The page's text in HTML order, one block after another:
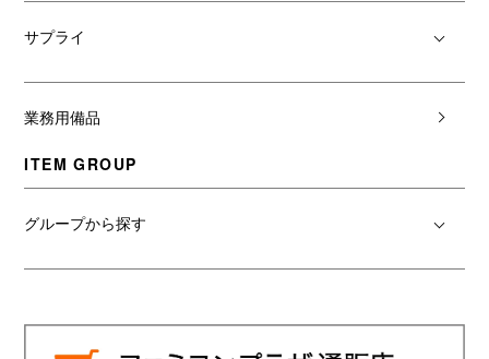
サプライ
業務用備品
ITEM GROUP
グループから探す